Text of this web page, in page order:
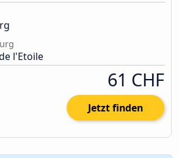
l'Etoile
61 CHF
Jetzt finden